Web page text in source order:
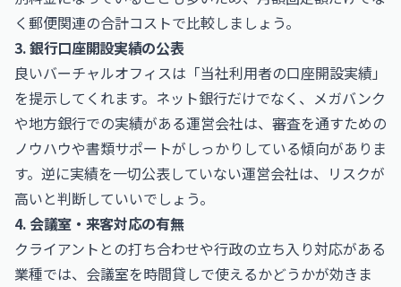
く郵便関連の合計コストで比較しましょう。
3. 銀行口座開設実績の公表
良いバーチャルオフィスは「当社利用者の口座開設実績」
を提示してくれます。ネット銀行だけでなく、メガバンク
や地方銀行での実績がある運営会社は、審査を通すための
ノウハウや書類サポートがしっかりしている傾向がありま
す。逆に実績を一切公表していない運営会社は、リスクが
高いと判断していいでしょう。
4. 会議室・来客対応の有無
クライアントとの打ち合わせや行政の立ち入り対応がある
業種では、会議室を時間貸しで使えるかどうかが効きま